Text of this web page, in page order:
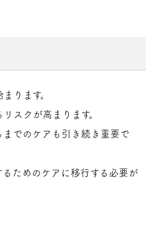
ります。
スクが高まります。
でのケアも引き続き重要で
ためのケアに移行する必要が